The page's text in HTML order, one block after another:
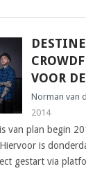
VOOR
Norman van
2014
van plan begin
is
gestart via